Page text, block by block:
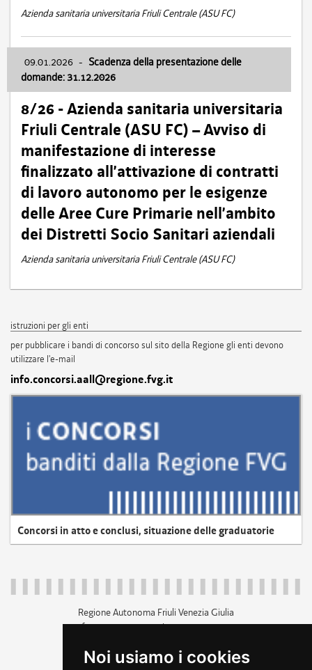
Noi usiamo i cookies
Azienda sanitaria universitaria Friuli Centrale (ASU FC)
09.01.2026 - Scadenza della presentazione delle
domande: 31.12.2026
8/26 - Azienda sanitaria universitaria
Friuli Centrale (ASU FC) – Avviso di
manifestazione di interesse
finalizzato all’attivazione di contratti
di lavoro autonomo per le esigenze
delle Aree Cure Primarie nell’ambito
dei Distretti Socio Sanitari aziendali
Azienda sanitaria universitaria Friuli Centrale (ASU FC)
istruzioni per gli enti
per pubblicare i bandi di concorso sul sito della Regione gli enti devono
utilizzare l'e-mail
info.concorsi.aall@regione.fvg.it
Concorsi in atto e conclusi, situazione delle graduatorie
Regione Autonoma Friuli Venezia Giulia
c.f. 80014930327; p.iva 00526040324
+39 040 3771111